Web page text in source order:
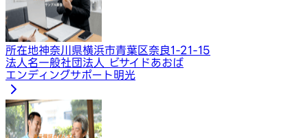
所在地神奈川県横浜市青葉区奈良1-21-15
法人名一般社団法人 ビサイドあおば
エンディングサポート明光